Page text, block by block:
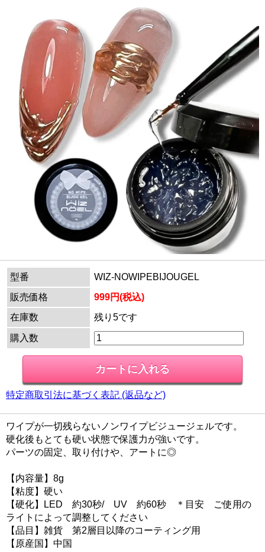
型番
WIZ-NOWIPEBIJOUGEL
販売価格
999円(税込)
在庫数
残り5です
購入数
特定商取引法に基づく表記 (返品など)
ワイプが一切残らないノンワイプビジュージェルです。
硬化後もとても硬い状態で保護力が強いです。
パーツの固定、取り付けや、アートに◎
【内容量】8g
【粘度】硬い
【硬化】LED 約30秒/ UV 約60秒 ＊目安 ご使用の
ライトによって調整してください
【品目】雑貨 第2層目以降のコーティング用
【原産国】中国